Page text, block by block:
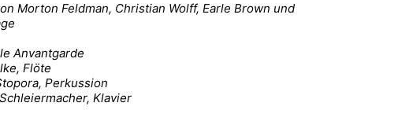
Morton Feldman, Christian Wolff, Earle Brown und
Anvantgarde
Flöte
Perkussion
Klavier